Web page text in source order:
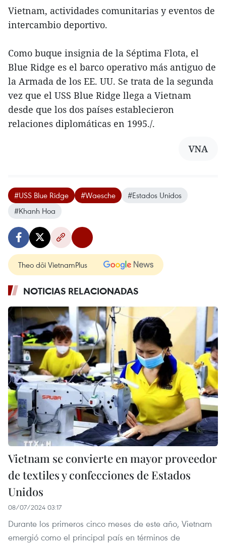
Vietnam, actividades comunitarias y eventos de
intercambio deportivo.
Como buque insignia de la Séptima Flota, el
Blue Ridge es el barco operativo más antiguo de
la Armada de los EE. UU. Se trata de la segunda
vez que el USS Blue Ridge llega a Vietnam
desde que los dos países establecieron
relaciones diplomáticas en 1995./.
VNA
#USS Blue Ridge #Waesche
#Estados Unidos
#Khanh Hoa
Theo dõi VietnamPlus
NOTICIAS RELACIONADAS
Vietnam se convierte en mayor proveedor
de textiles y confecciones de Estados
Unidos
08/07/2024 03:17
Durante los primeros cinco meses de este año, Vietnam
emergió como el principal país en términos de